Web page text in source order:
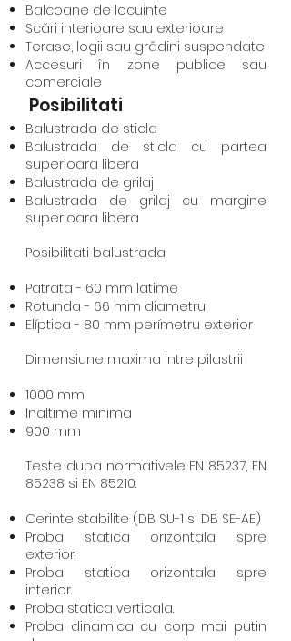
Balcoane de locuințe
Scări interioare sau exterioare
Terase, logii sau grădini suspendate
Accesuri în zone publice sau
comerciale
Posibilitati
Balustrada de sticla
Balustrada de sticla cu partea
superioara libera
Balustrada de grilaj
Balustrada de grilaj cu margine
superioara libera
Posibilitati balustrada
Patrata - 60 mm latime
Rotunda - 66 mm diametru
Elíptica - 80 mm perímetru exterior
Dimensiune maxima intre pilastrii
1000 mm
Inaltime minima
900 mm
Teste dupa normativele EN 85237, EN
85238 si EN 85210.
Cerinte stabilite (DB SU-1 si DB SE-AE)
Proba statica orizontala spre
exterior.
Proba statica orizontala spre
interior.
Proba statica verticala.
Proba dinamica cu corp mai putin